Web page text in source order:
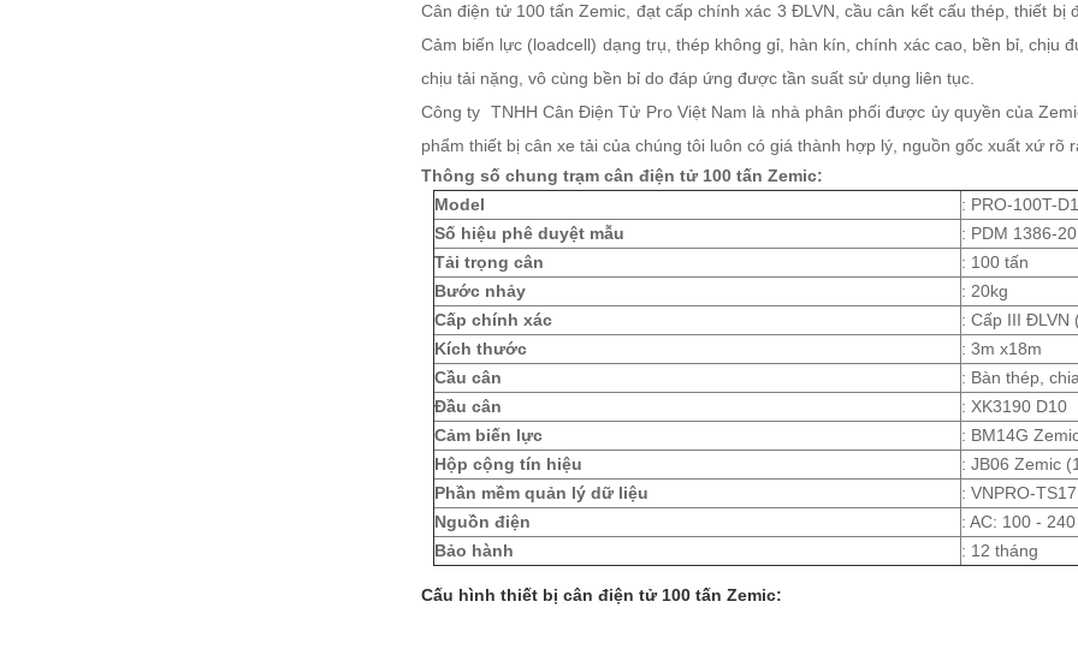
Cân điện tử 100 tấn Zemic, đạt cấp chính xác 3 ĐLVN, cầu cân kết cấu thép, thiết
Cảm biến lực (loadcell) dạng trụ, thép không gỉ, hàn kín, chính xác cao, bền bỉ,
chịu tải nặng, vô cùng bền bỉ do đáp ứng được tần suất sử dụng liên tục.
Công ty TNHH Cân Điện Tử Pro Việt Nam là nhà phân phối được ủy quyền của
phẩm thiết bị cân xe tải của chúng tôi luôn có giá thành hợp lý, nguồn gốc xuất xứ rõ
Thông số chung trạm cân điện tử 100 tấn Zemic:
Model
: PRO-100T-
Số hiệu phê duyệt mẫu
: PDM 1386-
Tải trọng cân
: 100 tấn
Bước nhảy
: 20kg
Cấp chính xác
: Cấp III ĐLVN
Kích thước
: 3m x18m
Cầu cân
: Bàn thép,
Đầu cân
: XK3190 D10
Cảm biến lực
: BM14G
Hộp cộng tín hiệu
: JB06 Zemic
Phần mềm quản lý dữ liệu
: VNPRO-
Nguồn điện
: AC: 100 -
Bảo hành
: 12 tháng
Cấu hình thiết bị cân điện tử 100 tấn Zemic: